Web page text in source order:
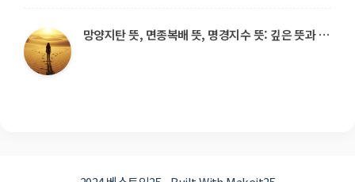
망양지탄 뜻, 면종복배 뜻, 명경지수 뜻: 깊은 뜻과 …